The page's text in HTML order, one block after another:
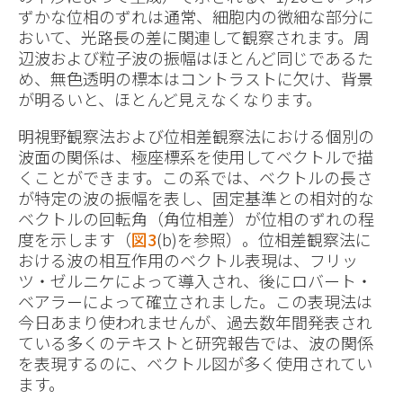
ずかな位相のずれは通常、細胞内の微細な部分に
おいて、光路長の差に関連して観察されます。周
辺波および粒子波の振幅はほとんど同じであるた
め、無色透明の標本はコントラストに欠け、背景
が明るいと、ほとんど見えなくなります。
明視野観察法および位相差観察法における個別の
波面の関係は、極座標系を使用してベクトルで描
くことができます。この系では、ベクトルの長さ
が特定の波の振幅を表し、固定基準との相対的な
ベクトルの回転角（角位相差）が位相のずれの程
度を示します（図3(b)を参照）。位相差観察法に
おける波の相互作用のベクトル表現は、フリッ
ツ・ゼルニケによって導入され、後にロバート・
ベアラーによって確立されました。この表現法は
今日あまり使われませんが、過去数年間発表され
ている多くのテキストと研究報告では、波の関係
を表現するのに、ベクトル図が多く使用されてい
ます。